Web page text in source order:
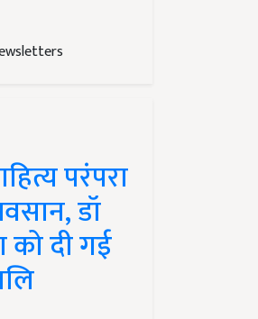
परंपरा
डॉ
को दी गई